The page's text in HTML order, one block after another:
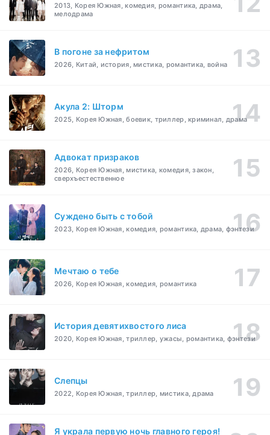
2013, Корея Южная, комедия, романтика, драма,
мелодрама
В погоне за нефритом
2026, Китай, история, мистика, романтика, война
Акула 2: Шторм
2025, Корея Южная, боевик, триллер, криминал, драма
Адвокат призраков
2026, Корея Южная, мистика, комедия, закон,
сверхъестественное
Суждено быть с тобой
2023, Корея Южная, комедия, романтика, драма, фэнтези
Мечтаю о тебе
2026, Корея Южная, комедия, романтика
История девятихвостого лиса
2020, Корея Южная, триллер, ужасы, романтика, фэнтези
Слепцы
2022, Корея Южная, триллер, мистика, драма
Я украла первую ночь главного героя!